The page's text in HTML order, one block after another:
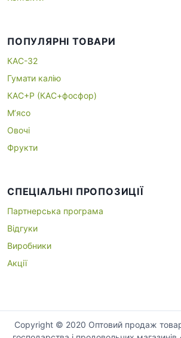
ПОПУЛЯРНІ ТОВАРИ
КАС-32
Гумати калію
КАС+P (КАС+фосфор)
М’ясо
Овочі
Фрукти
СПЕЦІАЛЬНІ ПРОПОЗИЦІЇ
Партнерська програма
Відгуки
Виробники
Акції
Copyright © 2020 Оптовий продаж